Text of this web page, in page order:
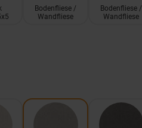
Bodenfliese /
Wandfliese
Bodenfliese /
Wandfliese